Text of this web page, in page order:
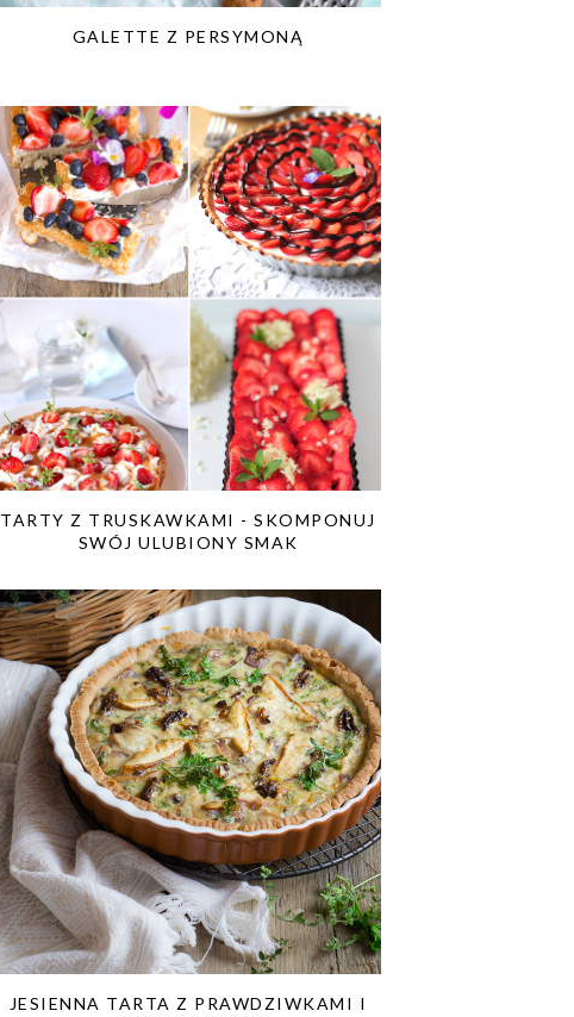
GALETTE Z PERSYMONĄ
TARTY Z TRUSKAWKAMI - SKOMPONUJ
SWÓJ ULUBIONY SMAK
JESIENNA TARTA Z PRAWDZIWKAMI I